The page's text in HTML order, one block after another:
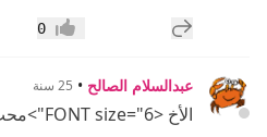
إضافة رد جديد إعجاب0
عبدالسلام الصالح • 25 سنة
الأخ <FONT size="6">محب الورد</FONT s>